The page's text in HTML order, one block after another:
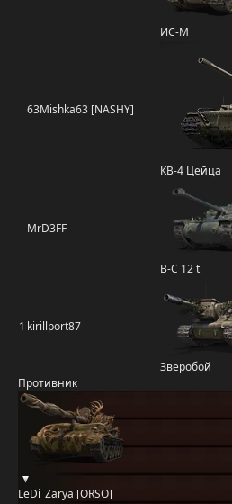
ИС-М
63Mishka63 [NASHY]
КВ-4 Цейца
MrD3FF
B-C 12 t
1 kirillport87
Зверобой
Противник
LeDi_Zarya [ORSO]